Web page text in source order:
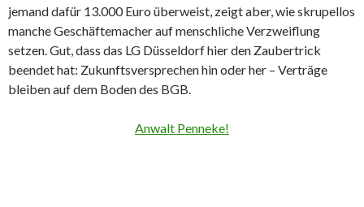
jemand dafür 13.000 Euro überweist, zeigt aber, wie skrupellos
manche Geschäftemacher auf menschliche Verzweiflung
setzen. Gut, dass das LG Düsseldorf hier den Zaubertrick
beendet hat: Zukunftsversprechen hin oder her – Verträge
bleiben auf dem Boden des BGB.
Anwalt Penneke!